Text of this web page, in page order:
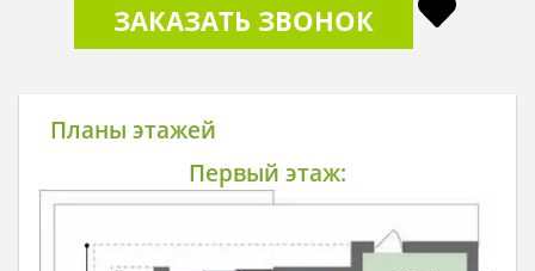
ЗАКАЗАТЬ ЗВОНОК
Планы этажей
Первый этаж: